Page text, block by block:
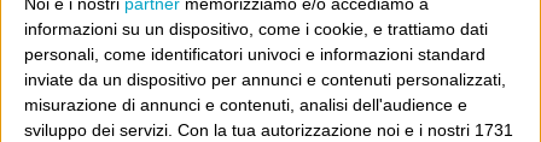
informazioni su un dispositivo, come i cookie, e trattiamo dati
personali, come identificatori univoci e informazioni standard
inviate da un dispositivo per annunci e contenuti personalizzati,
misurazione di annunci e contenuti, analisi dell'audience e
sviluppo dei servizi. Con la tua autorizzazione noi e i nostri 1731